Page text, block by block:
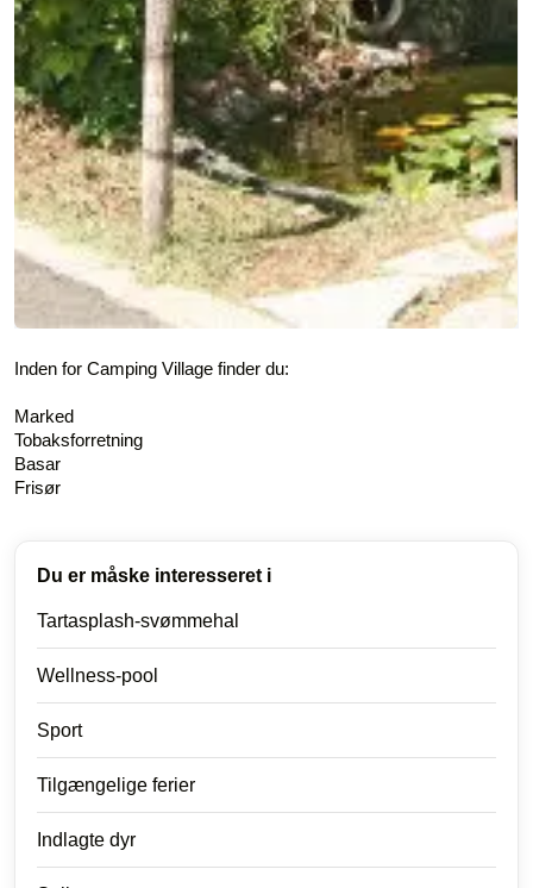
Inden for Camping Village finder du:
Marked
Tobaksforretning
Basar
Frisør
Du er måske interesseret i
Tartasplash-svømmehal
Wellness-pool
Sport
Tilgængelige ferier
Indlagte dyr